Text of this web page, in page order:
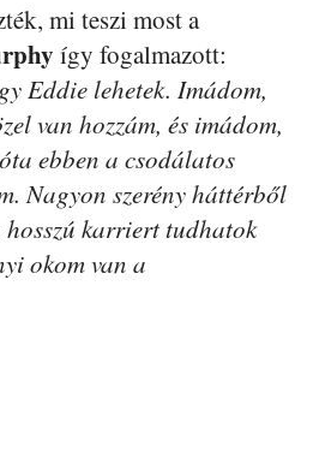
mi teszi most a
így fogalmazott:
Eddie lehetek. Imádom,
van hozzám, és imádom,
ebben a csodálatos
Nagyon szerény háttérből
hosszú karriert tudhatok
okom van a